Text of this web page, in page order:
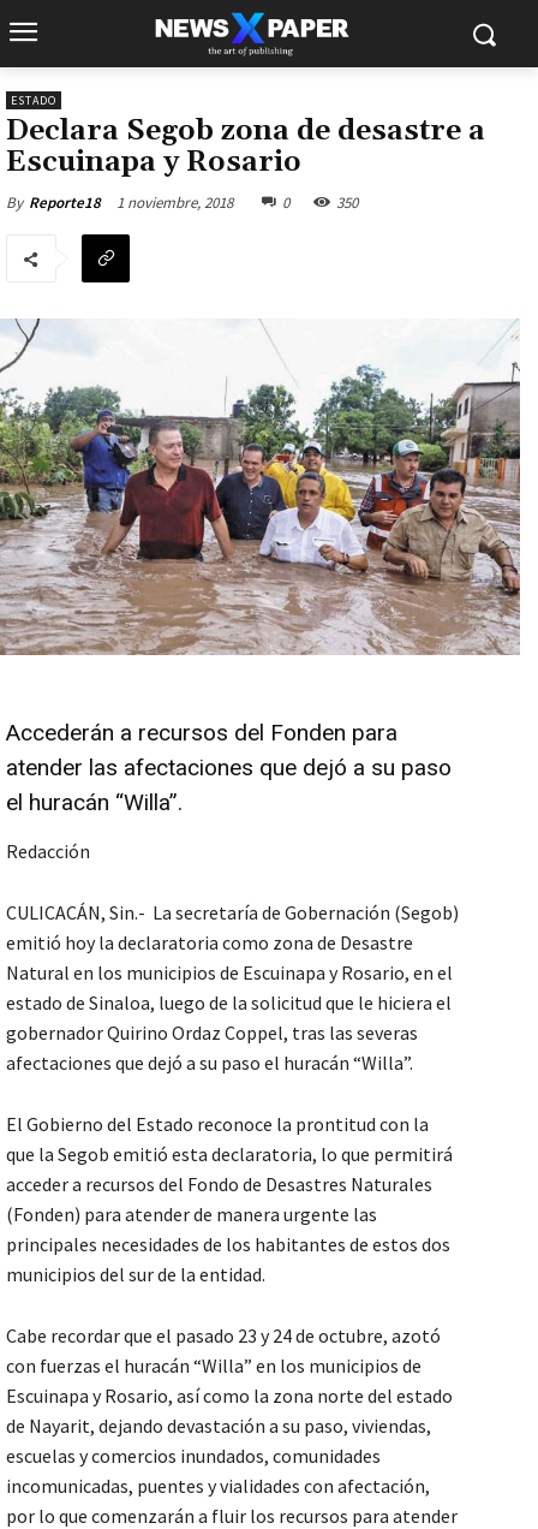
ESTADO
Declara Segob zona de desastre a
Escuinapa y Rosario
By Reporte18 1 noviembre, 2018 0 350
Accederán a recursos del Fonden para
atender las afectaciones que dejó a su paso
el huracán “Willa”.
Redacción
CULICACÁN, Sin.- La secretaría de Gobernación (Segob)
emitió hoy la declaratoria como zona de Desastre
Natural en los municipios de Escuinapa y Rosario, en el
estado de Sinaloa, luego de la solicitud que le hiciera el
gobernador Quirino Ordaz Coppel, tras las severas
afectaciones que dejó a su paso el huracán “Willa”.
El Gobierno del Estado reconoce la prontitud con la
que la Segob emitió esta declaratoria, lo que permitirá
acceder a recursos del Fondo de Desastres Naturales
(Fonden) para atender de manera urgente las
principales necesidades de los habitantes de estos dos
municipios del sur de la entidad.
Cabe recordar que el pasado 23 y 24 de octubre, azotó
con fuerzas el huracán “Willa” en los municipios de
Escuinapa y Rosario, así como la zona norte del estado
de Nayarit, dejando devastación a su paso, viviendas,
escuelas y comercios inundados, comunidades
incomunicadas, puentes y vialidades con afectación,
por lo que comenzarán a fluir los recursos para atender